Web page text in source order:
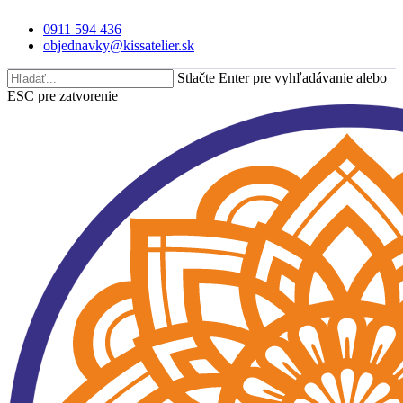
main
0911 594 436
objednavky@kissatelier.sk
Stlačte Enter pre vyhľadávanie alebo
ESC pre zatvorenie